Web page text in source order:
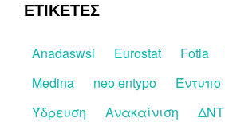
ΕΤΙΚΕΤΕΣ
Anadaswsi Eurostat Fotia
Medina
neo entypo Έντυπο
Ύδρευση
Ανακαίνιση ΔΝΤ